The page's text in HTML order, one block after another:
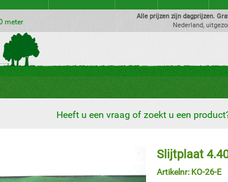
meter
Alle prijzen zijn dagprijzen.
Nederland,
Heeft u een vraag of zoekt u een
Slijtplaat
Artikelnr: KO-26-E